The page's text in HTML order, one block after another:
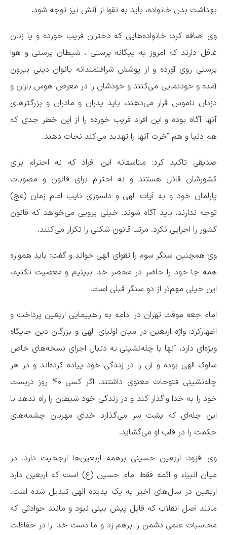
بهداشت بدن خانواده، باید به تقوا از آتش نیز توجه شود.
وی اضافه کرد: خانواده‌هایی که دختران فریب خورده‌ و یا زنان
غافل دارند که امروز به بیگانه پرستی ، شیطان پرستی و هوا
پرستی روی آورده و از پوشش شرافتمندانه بانوان دینی بیرون
آمده و خودنمایی می‌کنند و خودشان را در معرض هوس بازان و
دزدان ناموس قرار می‌دهند، باید پدران و مادران و بزرگترهای
آنها آگاه بوده و این افراد فریب خورده را از این خطر جدی که
هم دنیا و هم آخرت آنها را تهدید می‌کند نجات دهند.
صدیقی تاکید کرد: متاسفانه این افراد که نه احترام برای
کشورشان قائل هستند و نه احترام برای قانون و مصوبات
پارلمان خود و به آیات الهی و دلسوزی نایب امام زمان (عج)
توجه ندارند، باید آگاه شوند. خیلی پرویی می‌خواهد که قانون
کشور را اجرایی نکرد. مرتبا قانون شکنی را تکرار می‌کنند.
وی همچنین سنگر سوم را تقوای الهی خواند و گفت: باید همواره
همه جا خود را حاضر در محضر خدا ببینیم و معصیت نکنیم،
این خیلی مهم‌تر از دو سنگر قبلی است.
امام جعه موقت تهران در ادامه به راهپیمایی اربعین پرداخت و
اظهارکرد: واژه اربعین در میان اولیای الهی و بزرگان دین جایگاه
ویژه‌ای دارد، آنها با چله‌نشینی به دنبال اجرای نسخه‌های خاص
سلوک الهی بوده و آن را در زندگی خود پیاده کرده‌اند و در هر
چله‌نشینی فتوحات معنوی داشتند. اگر کسی ۴۰ روز دربست
خود را به خدا واگذار کند و در زندگی خود شیطان را راه ندهد با
این چله‌ای که پشت سر می‌گذارد خدای مهربان چشمه‌های
حکمت را در قلب او می‌گشاید.
وی افزود: اربعین حسینی برهمه اربعین‌ها ارجحیت دارد. در
میان انبیاء و ائمه فقط امام حسین (ع) است که اربعین دارد
اربعین در سال‌های اخیر به یک پدیده الهی تبدیل شده است،
مانند اصل انقلاب که قابل پیش بینی نبود و مانند حوادثی که
محاسبات علمی دشمن را برهم زد و ما دست خدا را در حفاظت